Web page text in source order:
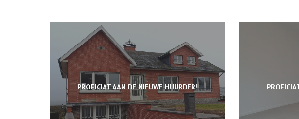
PROFICIAT AAN DE NIEUWE HUURDER!